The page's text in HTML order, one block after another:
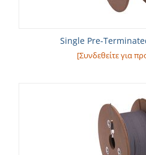
Single Pre-
[Συνδεθείτε για